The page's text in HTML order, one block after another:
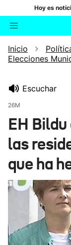
Hoy es
Buscador
Inicio
Elecciones
Escuchar
26M
EH
las
que ha